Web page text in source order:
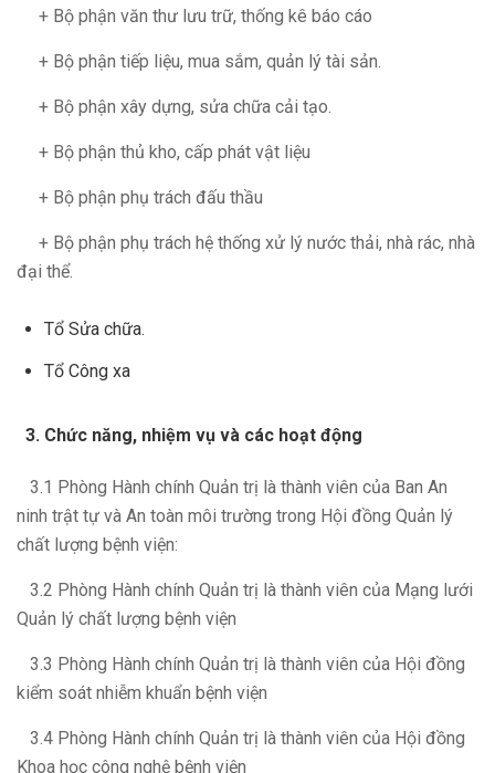
+ Bộ phận văn thư lưu trữ, thống kê báo cáo
+ Bộ phận tiếp liệu, mua sắm, quản lý tài sản.
+ Bộ phận xây dựng, sửa chữa cải tạo.
+ Bộ phận thủ kho, cấp phát vật liệu
+ Bộ phận phụ trách đấu thầu
+ Bộ phận phụ trách hệ thống xử lý nước thải, nhà rác, nhà
đại thể.
Tổ Sửa chữa.
Tổ Công xa
Chức năng, nhiệm vụ và các hoạt động
3.1 Phòng Hành chính Quản trị là thành viên của Ban An
ninh trật tự và An toàn môi trường trong Hội đồng Quản lý
chất lượng bệnh viện:
3.2 Phòng Hành chính Quản trị là thành viên của Mạng lưới
Quản lý chất lượng bệnh viện
3.3 Phòng Hành chính Quản trị là thành viên của Hội đồng
kiểm soát nhiễm khuẩn bệnh viện
3.4 Phòng Hành chính Quản trị là thành viên của Hội đồng
Khoa học công nghệ bệnh viện